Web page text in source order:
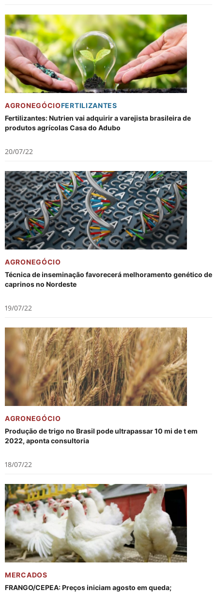
AGRONEGÓCIOFERTILIZANTES
Fertilizantes: Nutrien vai adquirir a varejista brasileira de
produtos agrícolas Casa do Adubo
20/07/22
AGRONEGÓCIO
Técnica de inseminação favorecerá melhoramento genético de
caprinos no Nordeste
19/07/22
AGRONEGÓCIO
Produção de trigo no Brasil pode ultrapassar 10 mi de t em
2022, aponta consultoria
18/07/22
MERCADOS
FRANGO/CEPEA: Preços iniciam agosto em queda;